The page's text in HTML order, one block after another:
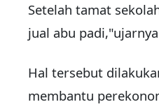
Setelah tamat
jual abu
Hal tersebut
membantu